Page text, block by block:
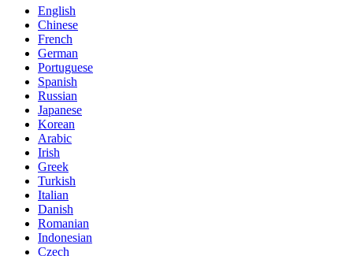
English
Chinese
French
German
Portuguese
Spanish
Russian
Japanese
Korean
Arabic
Irish
Greek
Turkish
Italian
Danish
Romanian
Indonesian
Czech